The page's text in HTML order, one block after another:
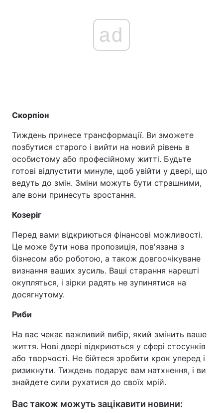
ad
Скорпіон
Тиждень принесе трансформації. Ви зможете
позбутися старого і вийти на новий рівень в
особистому або професійному житті. Будьте
готові відпустити минуле, щоб увійти у двері, що
ведуть до змін. Зміни можуть бути страшними,
але вони принесуть зростання.
Козеріг
Перед вами відкриються фінансові можливості.
Це може бути нова пропозиція, пов'язана з
бізнесом або роботою, а також довгоочікуване
визнання ваших зусиль. Ваші старання нарешті
окупляться, і зірки радять не зупинятися на
досягнутому.
Риби
На вас чекає важливий вибір, який змінить ваше
життя. Нові двері відкриються у сфері стосунків
або творчості. Не бійтеся зробити крок уперед і
ризикнути. Тиждень подарує вам натхнення, і ви
знайдете сили рухатися до своїх мрій.
Вас також можуть зацікавити новини: